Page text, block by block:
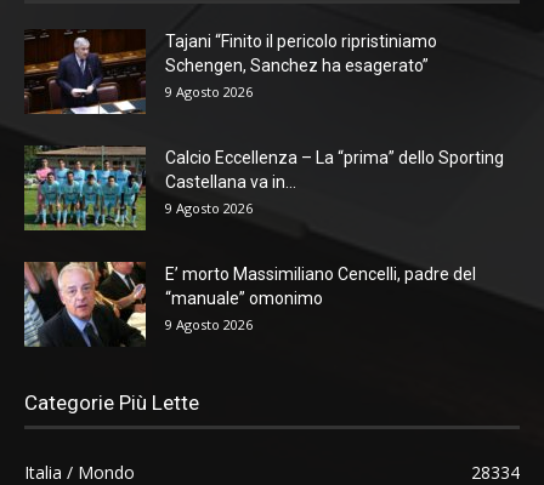
Tajani “Finito il pericolo ripristiniamo
Schengen, Sanchez ha esagerato”
9 Agosto 2026
Calcio Eccellenza – La “prima” dello Sporting
Castellana va in...
9 Agosto 2026
E’ morto Massimiliano Cencelli, padre del
“manuale” omonimo
9 Agosto 2026
Categorie Più Lette
Italia / Mondo
28334